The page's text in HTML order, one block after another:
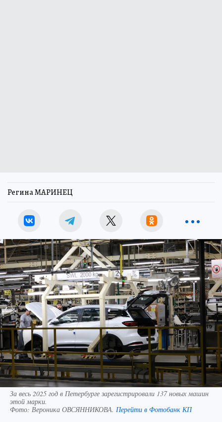
Регина МАРИНЕЦ
За весь 2025 год в Петербурге зарегистрировали 137 новых машин
этой марки.
Фото: Вероника ОВСЯННИКОВА. Перейти в Фотобанк КП